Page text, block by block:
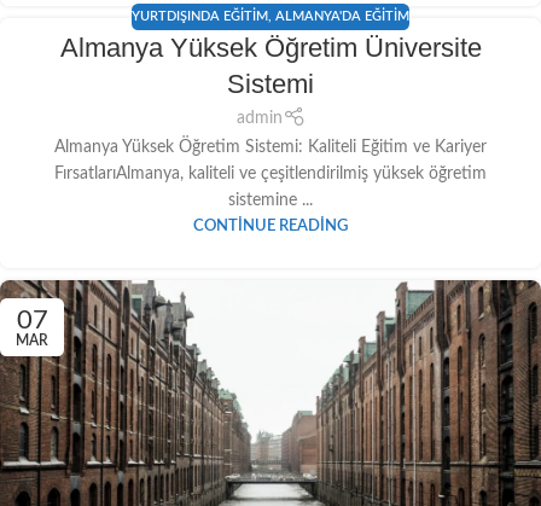
YURTDIŞINDA EĞITIM ALMANYA'DA EĞITIM
Almanya Yüksek Öğretim Üniversite
Sistemi
admin
Almanya Yüksek Öğretim Sistemi: Kaliteli Eğitim ve Kariyer
FırsatlarıAlmanya, kaliteli ve çeşitlendirilmiş yüksek öğretim
sistemine ...
CONTINUE READING
07
MAR